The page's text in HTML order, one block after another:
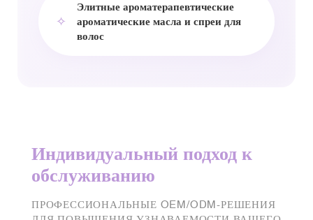
✧
Элитные ароматерапевтические
ароматические масла и спреи для
волос
Индивидуальный подход к
обслуживанию
ПРОФЕССИОНАЛЬНЫЕ OEM/ODM-РЕШЕНИЯ